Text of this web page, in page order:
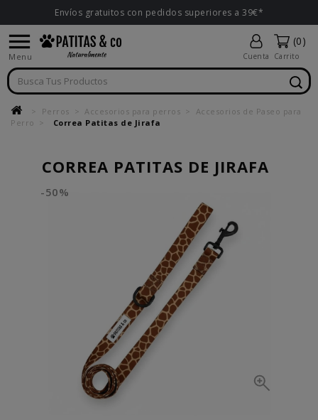
Envíos gratuitos con pedidos superiores a 39€*

Menu Cuenta
(0)
Carrito
Perros Accesorios para perros
Accesorios de Paseo para
Perro
Correa Patitas de Jirafa
CORREA PATITAS DE JIRAFA
-50%